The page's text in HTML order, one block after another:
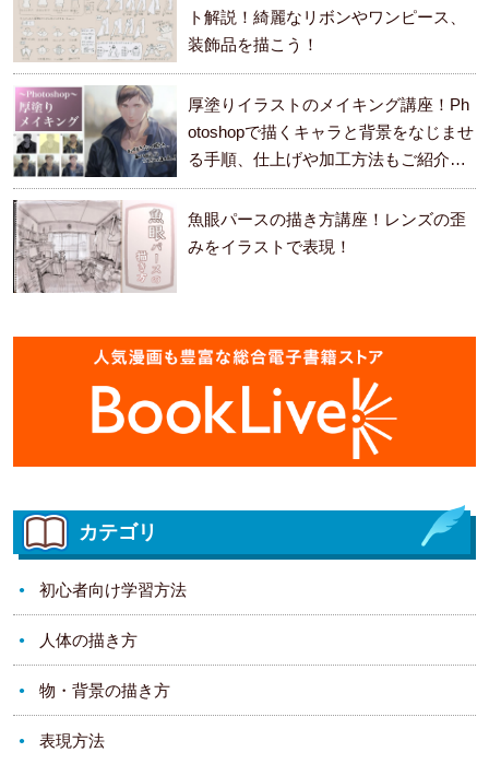
ト解説！綺麗なリボンやワンピース、
装飾品を描こう！
厚塗りイラストのメイキング講座！Ph
otoshopで描くキャラと背景をなじませ
る手順、仕上げや加工方法もご紹介し
ます。
魚眼パースの描き方講座！レンズの歪
みをイラストで表現！
カテゴリ
初心者向け学習方法
人体の描き方
物・背景の描き方
表現方法